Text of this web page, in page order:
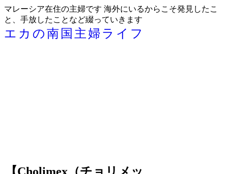
マレーシア在住の主婦です 海外にいるからこそ発見したこ
と、手放したことなど綴っていきます
エカの南国主婦ライフ